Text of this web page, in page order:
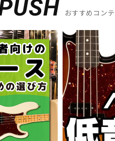
おすすめコン